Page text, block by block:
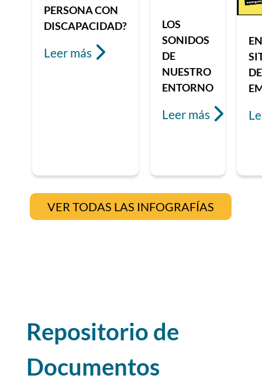
PERSONA CON
DISCAPACIDAD?
leer más
LOS
SONIDOS
DE
NUESTRO
ENTORNO
leer más
EN
VER TODAS LAS INFOGRAFÍAS
Repositorio de
Documentos